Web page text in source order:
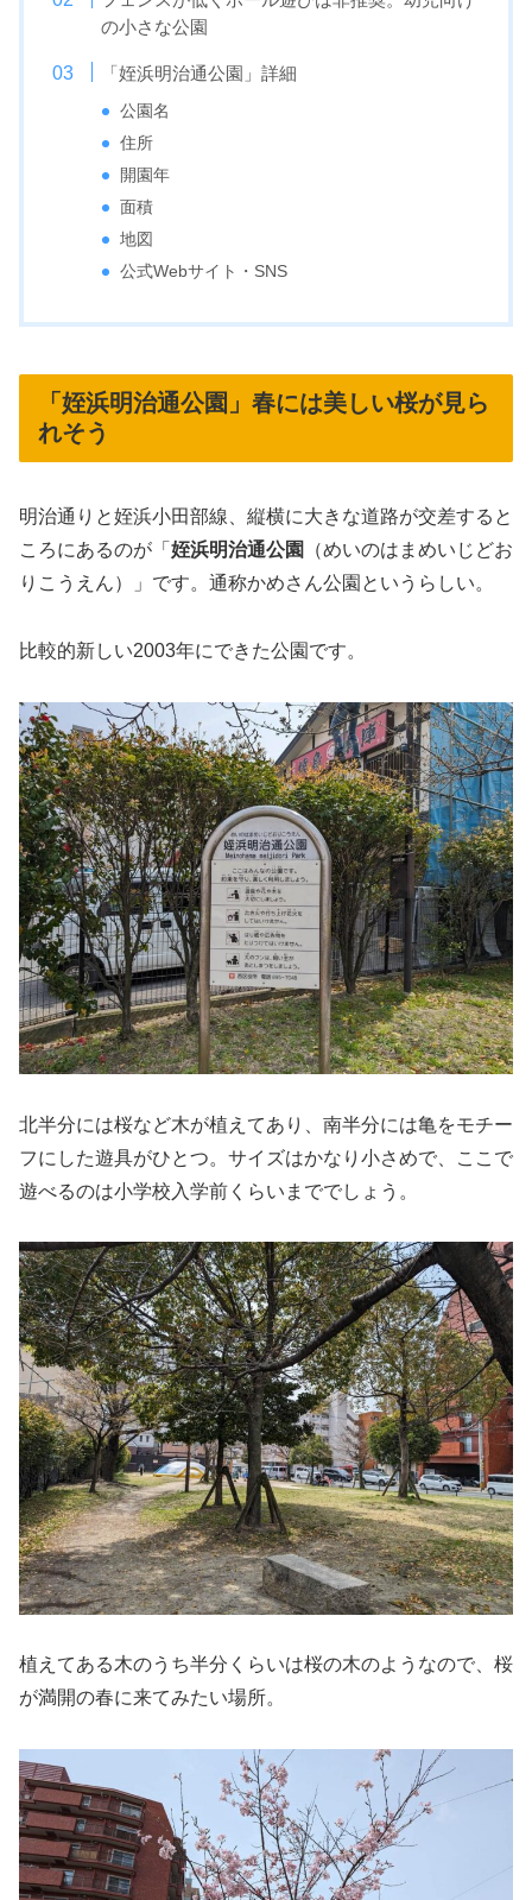
の小さな公園
「姪浜明治通公園」詳細
公園名
住所
開園年
面積
地図
公式Webサイト・SNS
「姪浜明治通公園」春には美しい桜が見ら
れそう
明治通りと姪浜小田部線、縦横に大きな道路が交差すると
ころにあるのが「 姪浜明治通公園
（めいのはまめいじどお
りこうえん）」です。通称かめさん公園というらしい。
比較的新しい2003年にできた公園です。
北半分には桜など木が植えてあり、南半分には亀をモチー
フにした遊具がひとつ。サイズはかなり小さめで、ここで
遊べるのは小学校入学前くらいまででしょう。
植えてある木のうち半分くらいは桜の木のようなので、桜
が満開の春に来てみたい場所。